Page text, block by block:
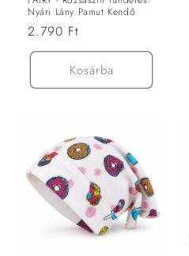
Nyári Lány Pamut Kendő
Normál
ár
2.790 Ft
Kosárba